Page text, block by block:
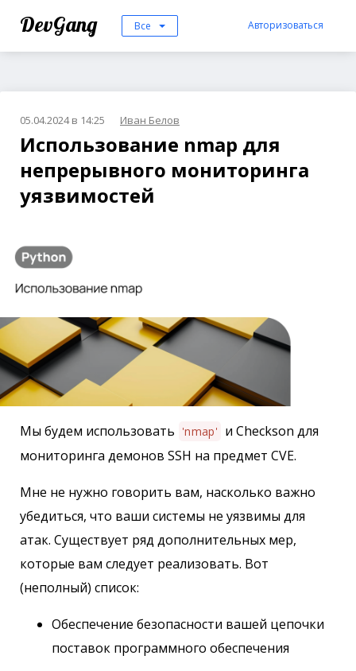
DevGang Все Авторизоваться
05.04.2024 в 14:25 Иван Белов
Использование nmap для
непрерывного мониторинга
уязвимостей
Мы будем использовать 'nmap' и Checkson для
мониторинга демонов SSH на предмет CVE.
Мне не нужно говорить вам, насколько важно
убедиться, что ваши системы не уязвимы для
атак. Существует ряд дополнительных мер,
которые вам следует реализовать. Вот
(неполный) список:
Обеспечение безопасности вашей цепочки
поставок программного обеспечения